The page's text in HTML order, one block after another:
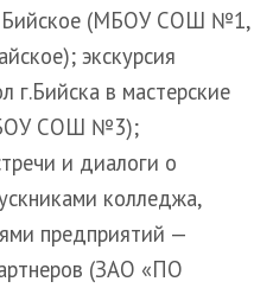
Бийское (МБОУ СОШ №1,
экскурсия
г.Бийска в мастерские
СОШ №3);
и диалоги о
колледжа,
предприятий —
(ЗАО «ПО